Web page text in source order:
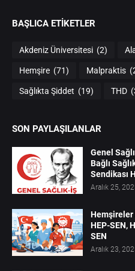
BAŞLICA ETIKETLER
Akdeniz Üniversitesi (2)
Hemşire (71) Malpraktis
Sağlıkta Şiddet (19) THD
SON PAYLAŞILANLAR
Genel
Bağlı
Sendikası
Aralık 25,
Hemşireler
HEP-SEN,
SEN
Aralık 23,